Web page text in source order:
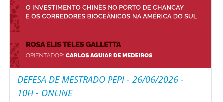
DEFESA DE MESTRADO PEPI - 26/06/2026 -
10H - ONLINE